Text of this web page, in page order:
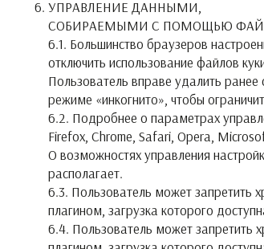
УПРАВЛЕНИЕ ДАННЫМИ,
СОБИРАЕМЫМИ С ПОМОЩЬЮ
6.1. Большинство браузеров
отключить использование файлов
Пользователь вправе удалить
режиме «инкогнито», чтобы
6.2. Подробнее о параметрах
Firefox, Chrome, Safari, Opera,
О возможностях управления
располагает.
6.3. Пользователь может запретить
плагином, загрузка которого
6.4. Пользователь может запретить